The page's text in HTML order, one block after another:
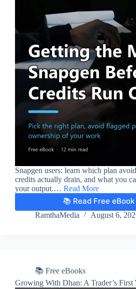
Snapgen users: learn which plan
credits actually drain, and what you
your output.… Read More
📚 Read Free
RamthaMedia August 6,
📚 Free eBooks
Growing With Dhan: A Trader’s First